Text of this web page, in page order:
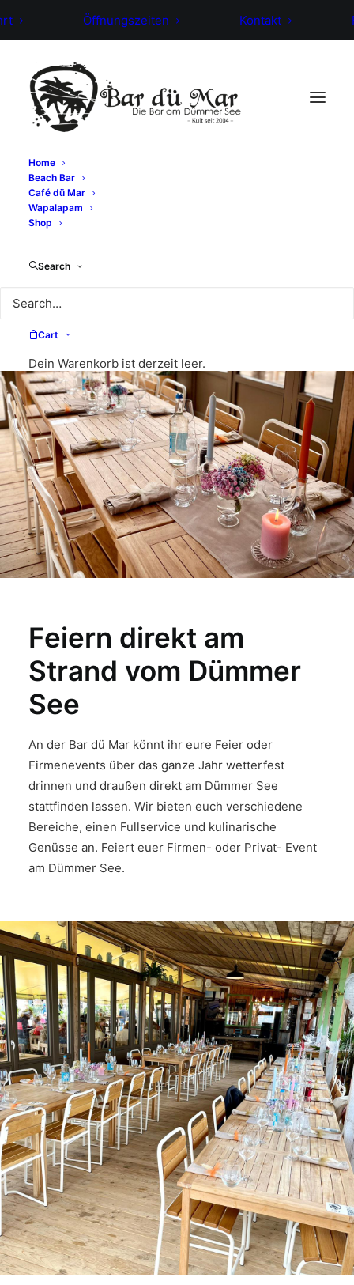
Öffnungszeiten Kontakt
Home
Beach Bar
Café dü Mar
Wapalapam
Shop
Search
Cart
Dein Warenkorb ist derzeit leer.
Plane dein Event
Dein Event am Dümmer See
Feiern direkt am
Strand vom Dümmer
See
An der Bar dü Mar könnt ihr eure Feier oder
Firmenevents über das ganze Jahr wetterfest
drinnen und draußen direkt am Dümmer See
stattfinden lassen. Wir bieten euch verschiedene
Bereiche, einen Fullservice und kulinarische
Genüsse an. Feiert euer Firmen- oder Privat- Event
am Dümmer See.